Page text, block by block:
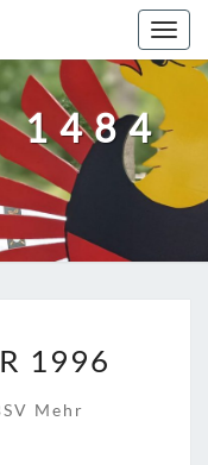
1484
1996
Mehr